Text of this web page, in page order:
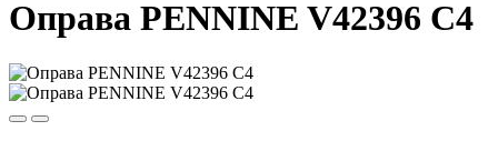
Оправа PENNINE V42396 C4